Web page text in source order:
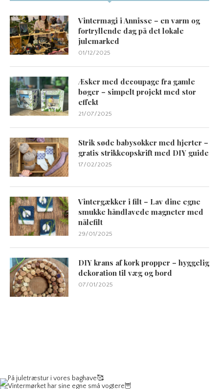
Vintermagi i Annisse – en varm og
fortryllende dag på det lokale
julemarked
01/12/2025
Æsker med decoupage fra gamle
bøger – simpelt projekt med stor
effekt
21/07/2025
Strik søde babysokker med hjerter –
gratis strikkeopskrift med DIY guide
17/02/2025
Vintergækker i filt – Lav dine egne
smukke håndlavede magneter med
nålefilt
29/01/2025
DIY krans af kork propper – hyggelig
dekoration til væg og bord
07/01/2025